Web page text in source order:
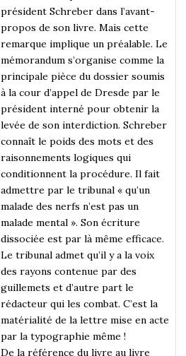
président Schreber dans l’avant-
propos de son livre. Mais cette
remarque implique un préalable. Le
mémorandum s’organise comme la
principale pièce du dossier soumis
à la cour d’appel de Dresde par le
président interné pour obtenir la
levée de son interdiction. Schreber
connaît le poids des mots et des
raisonnements logiques qui
conditionnent la procédure. Il fait
admettre par le tribunal « qu’un
malade des nerfs n’est pas un
malade mental ». Son écriture
dissociée est par là même efficace.
Le tribunal admet qu’il y a la voix
des rayons contenue par des
guillemets et d’autre part le
rédacteur qui les combat. C’est la
matérialité de la lettre mise en acte
par la typographie même !
De la référence du livre au livre